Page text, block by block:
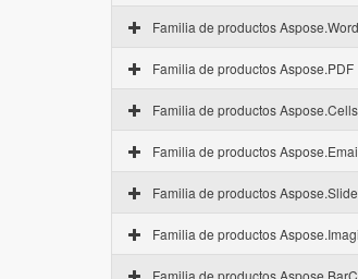
Familia de productos
Familia de productos Aspose.PDF
Familia de productos Aspose.Cells
Familia de productos
Familia de productos
Familia de productos
Familia de productos